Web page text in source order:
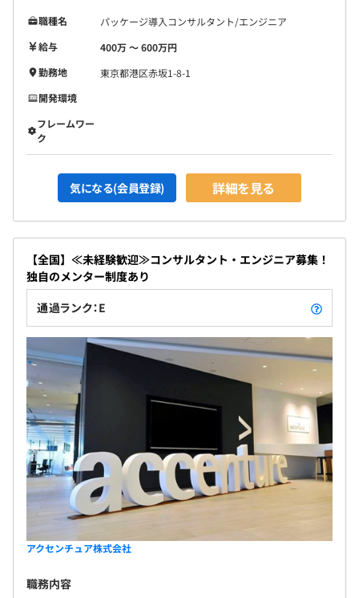
職種名
パッケージ導入コンサルタント/エンジニア
給与
400万 〜 600万円
勤務地
東京都港区赤坂1-8-1
開発環境
フレームワー
ク
気になる(会員登録) 詳細を見る
【全国】≪未経験歓迎≫コンサルタント・エンジニア募集！
独自のメンター制度あり
通過ランク：E
アクセンチュア株式会社
職務内容